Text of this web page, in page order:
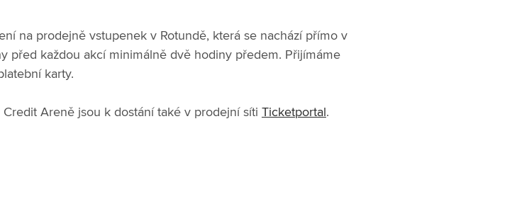
na prodejně vstupenek v Rotundě, která se nachází přímo v
před každou akcí minimálně dvě hodiny předem. Přijímáme
karty.
Areně jsou k dostání také v prodejní síti Ticketportal.